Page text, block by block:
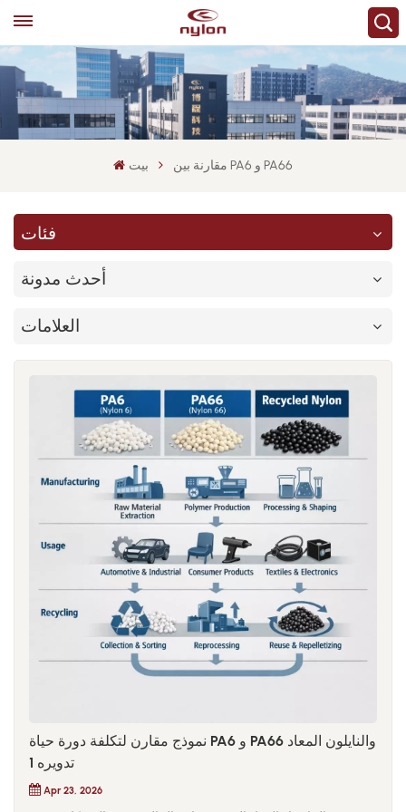
بيت مقارنة بين PA6 و PA66
فئات
أحدث مدونة
العلامات
نموذج مقارن لتكلفة دورة حياة PA6 و PA66 والنايلون المعاد
تدويره 1
Apr 23, 2026